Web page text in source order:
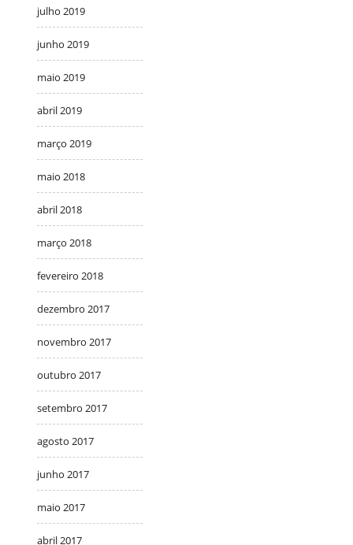
julho 2019
junho 2019
maio 2019
abril 2019
março 2019
maio 2018
abril 2018
março 2018
fevereiro 2018
dezembro 2017
novembro 2017
outubro 2017
setembro 2017
agosto 2017
junho 2017
maio 2017
abril 2017